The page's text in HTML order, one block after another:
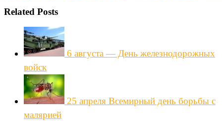
Related Posts
6 августа — День железнодорожных
войск
25 апреля Всемирный день борьбы с
малярией